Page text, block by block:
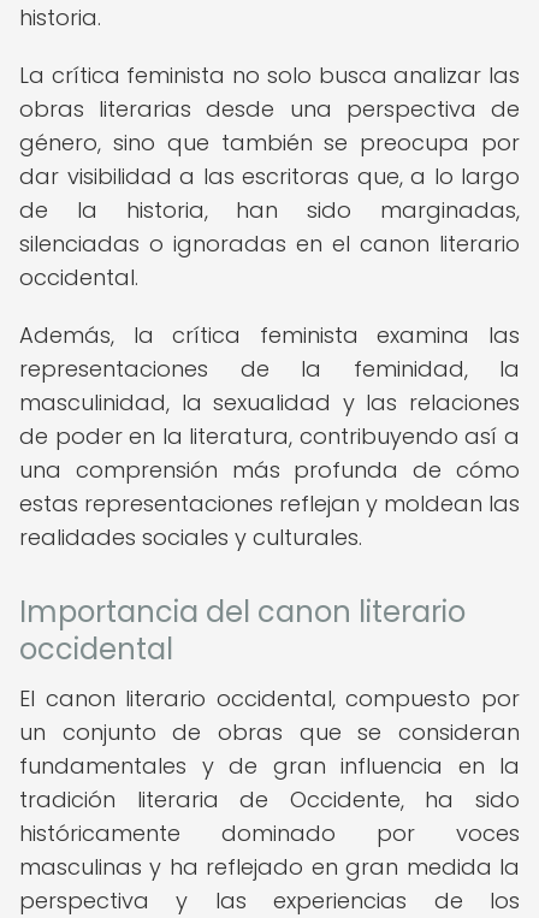
historia.
La crítica feminista no solo busca analizar las
obras literarias desde una perspectiva de
género, sino que también se preocupa por
dar visibilidad a las escritoras que, a lo largo
de la historia, han sido marginadas,
silenciadas o ignoradas en el canon literario
occidental.
Además, la crítica feminista examina las
representaciones de la feminidad, la
masculinidad, la sexualidad y las relaciones
de poder en la literatura, contribuyendo así a
una comprensión más profunda de cómo
estas representaciones reflejan y moldean las
realidades sociales y culturales.
Importancia del canon literario
occidental
El canon literario occidental, compuesto por
un conjunto de obras que se consideran
fundamentales y de gran influencia en la
tradición literaria de Occidente, ha sido
históricamente dominado por voces
masculinas y ha reflejado en gran medida la
perspectiva y las experiencias de los